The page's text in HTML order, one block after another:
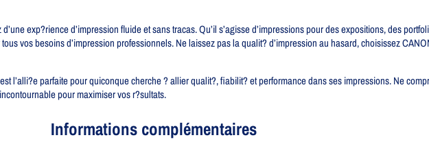
exp?rience d’impression fluide et sans tracas. Qu’il s’agisse d’impressions pour des expositions, des
vos besoins d’impression professionnels. Ne laissez pas la qualit? d’impression au hasard, choisissez
l’alli?e parfaite pour quiconque cherche ? allier qualit?, fiabilit? et performance dans ses impressions. Ne
pour maximiser vos r?sultats.
Informations complémentaires